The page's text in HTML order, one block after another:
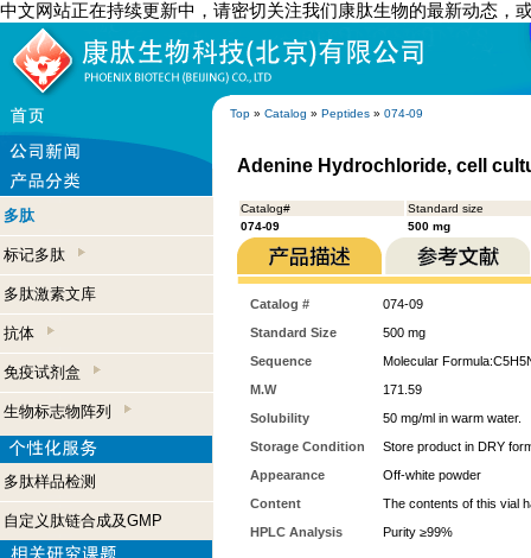
中文网站正在持续更新中，请密切关注我们康肽生物的最新动态，
Top » Catalog » Peptides » 074-09
多肽
标记多肽
多肽激素文库
抗体
免疫试剂盒
生物标志物阵列
多肽样品检测
自定义肽链合成及GMP
Adenine Hydrochloride, cell
Catalog#
Standard size
074-09
500 mg
Catalog #
074-09
Standard Size
500 mg
Sequence
Molecular
M.W
171.59
Solubility
50 mg/ml in warm water.
Storage Condition
Store product in DRY
Appearance
Off-white powder
Content
The contents of this vial
HPLC Analysis
Purity ≥99%